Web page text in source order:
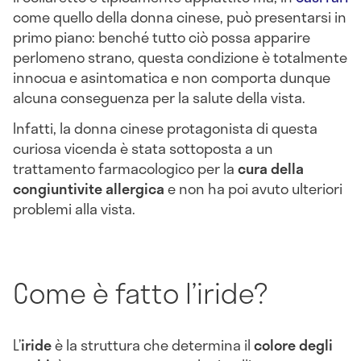
come quello della donna cinese, può presentarsi in
primo piano: benché tutto ciò possa apparire
perlomeno strano, questa condizione è totalmente
innocua e asintomatica e non comporta dunque
alcuna conseguenza per la salute della vista.
Infatti, la donna cinese protagonista di questa
curiosa vicenda è stata sottoposta a un
trattamento farmacologico per lacura della
congiuntivite allergicae non ha poi avuto ulteriori
problemi alla vista.
Come è fatto l’iride?
L’irideè la struttura che determina ilcolore degli